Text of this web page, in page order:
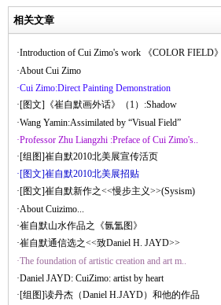
相关文章
·Introduction of Cui Zimo's work 《COLOR FIELD》
·About Cui Zimo
·Cui Zimo:Direct Painting Demonstration
·[图文]《崔自默画外话》（1）:Shadow
·Wang Yamin:Assimilated by “Visual Field”
·Professor Zhu Liangzhi :Preface of Cui Zimo's..
·[组图]崔自默2010北美展宣传活页
·[图文]崔自默2010北美展招贴
·[图文]崔自默新作之<<慢步主义>>(Sysism)
·About Cuizimo...
·崔自默山水作品之《氤氲图》
·崔自默通信选之<<致Daniel H. JAYD>>
·The foundation of artistic creation and art m..
·Daniel JAYD: CuiZimo: artist by heart
·[组图]读丹杰（Daniel H.JAYD）和他的作品